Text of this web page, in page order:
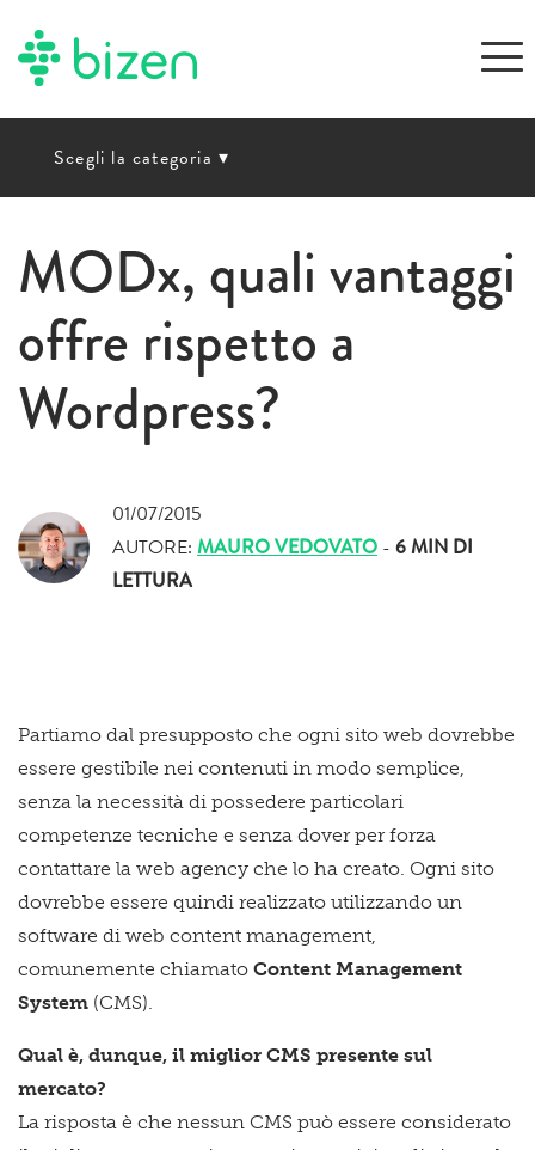
Scegli la categoria ▾
MODx, quali vantaggi
offre rispetto a
Wordpress?
01/07/2015
AUTORE: MAURO VEDOVATO - 6 MIN DI
LETTURA
Partiamo dal presupposto che ogni sito web dovrebbe
essere gestibile nei contenuti in modo semplice,
senza la necessità di possedere particolari
competenze tecniche e senza dover per forza
contattare la web agency che lo ha creato. Ogni sito
dovrebbe essere quindi realizzato utilizzando un
software di web content management,
comunemente chiamato Content Management
System (CMS).
Qual è, dunque, il miglior CMS presente sul
mercato?
La risposta è che nessun CMS può essere considerato